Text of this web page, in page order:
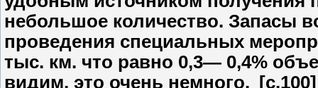
небольшое количество. Запасы
проведения специальных
тыс. км. что равно 0,3— 0,4%
видим, это очень немного. [c.100]